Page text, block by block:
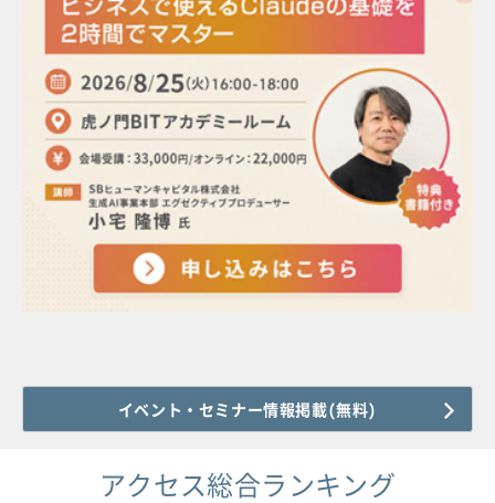
イベント・セミナー情報掲載(無料)
アクセス総合ランキング